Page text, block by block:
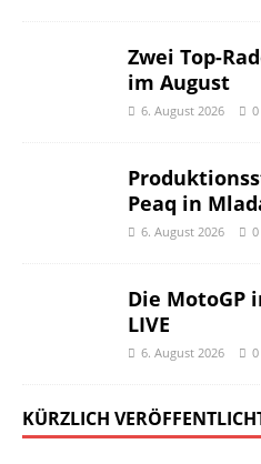
Zwei Top-
im August
6. August 2026 0
Peaq in
6. August 2026 0
Die MotoGP
LIVE
6. August 2026 0
KÜRZLICH